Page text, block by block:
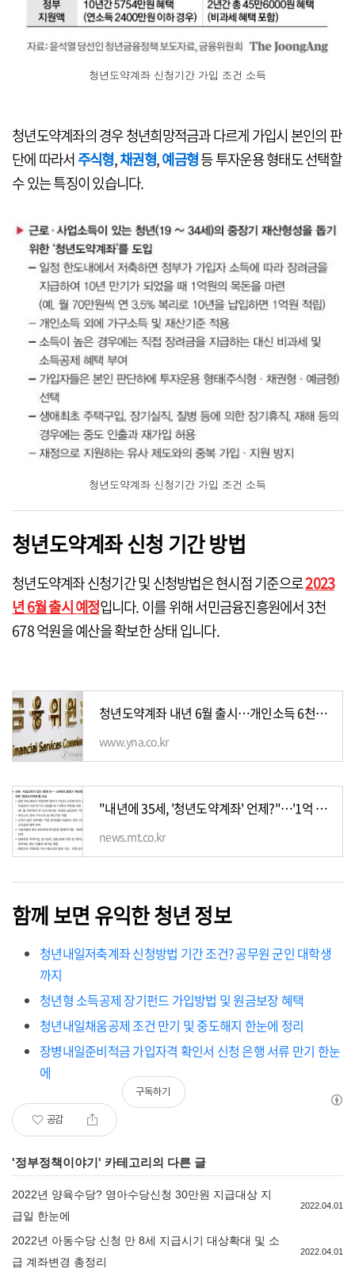
청년도약계좌 신청기간 가입 조건 소득
청년도약계좌의 경우 청년희망적금과 다르게 가입시 본인의 판
단에 따라서주식형,채권형,예금형등 투자운용 형태도 선택할
수 있는 특징이 있습니다.
청년도약계좌 신청기간 가입 조건 소득
청년도약계좌 신청 기간 방법
청년도약계좌 신청기간 및 신청방법은 현시점 기준으로2023
년 6월 출시 예정입니다. 이를 위해 서민금융진흥원에서 3천
678 억원을 예산을 확보한 상태 입니다.
청년도약계좌 내년 6월 출시…개인소득 6천만원까지 가입 | 연합뉴스
www.yna.co.kr
"내년에 35세, '청년도약계좌' 언제?"…'1억 통장' 들썩들썩 - 머니투데이
news.mt.co.kr
함께 보면 유익한 청년 정보
청년내일저축계좌 신청방법 기간 조건? 공무원 군인 대학생
까지
청년형 소득공제 장기펀드 가입방법 및 원금보장 혜택
청년내일채움공제 조건 만기 및 중도해지 한눈에 정리
장병내일준비적금 가입자격 확인서 신청 은행 서류 만기 한눈
에
공감
구독하기
'정부정책이야기' 카테고리의 다른 글
2022년 양육수당? 영아수당신청 30만원 지급대상 지
급일 한눈에
2022.04.01
2022년 아동수당 신청 만 8세 지급시기 대상확대 및 소
급 계좌변경 총정리
2022.04.01